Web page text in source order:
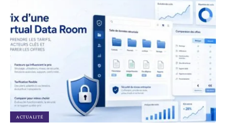
ACTUALITÉ